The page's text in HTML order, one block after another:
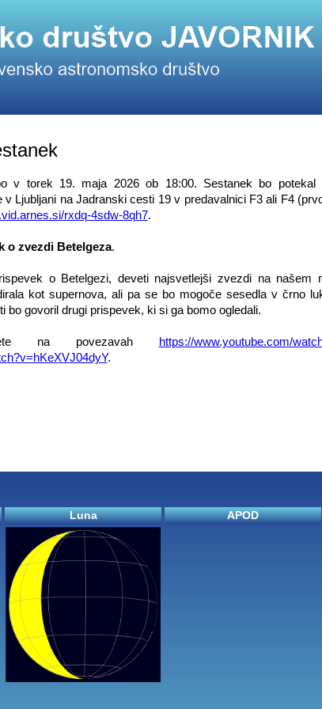
v torek 19. maja 2026 ob 18:00. Sestanek bo potekal
Ljubljani na Jadranski cesti 19 v predavalnici F3 ali F4
rxdq-4sdw-8qh7.
o zvezdi Betelgeza.
o Betelgezi, deveti najsvetlejši zvezdi na našem
kot supernova, ali pa se bo mogoče sesedla v črno
bo govoril drugi prispevek, ki si ga bomo ogledali.
na povezavah https://www.youtube.com/
.
Luna APOD